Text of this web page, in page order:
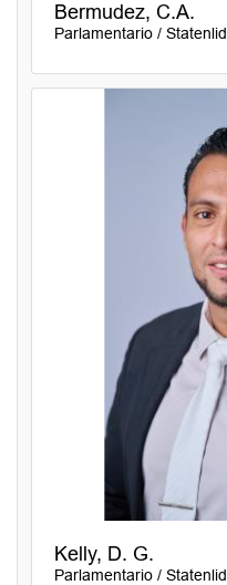
Bermudez, C.A.
Parlamentario / Statenlid
Kelly, D. G.
Parlamentario / Statenlid